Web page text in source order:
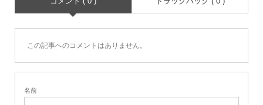
この記事へのコメントはありません。
名前